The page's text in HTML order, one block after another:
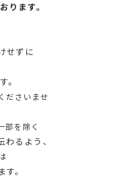
ります。
せずに
。
ださいませ
部を除く
るよう、
。